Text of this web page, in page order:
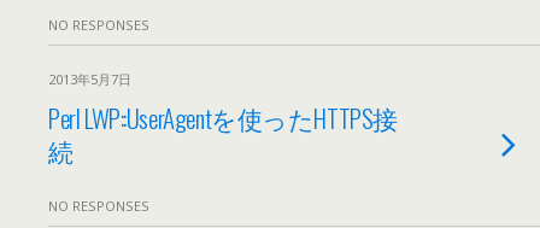
NO RESPONSES
2013年5月7日
Perl LWP::UserAgentを使ったHTTPS接
続
NO RESPONSES